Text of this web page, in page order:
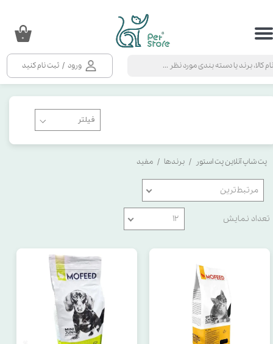
ورود / ثبت نام کنید
حساب کاربری من
سفارشات
۰
پت شاپ آنلاین پت استور برندها مفید
مرتبط‌ترین
تعداد نمایش ۱۲